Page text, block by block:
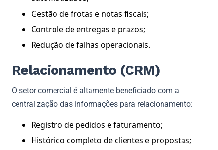
Gestão de frotas e notas fiscais;
Controle de entregas e prazos;
Redução de falhas operacionais.
Relacionamento (CRM)
O setor comercial é altamente beneficiado com a
centralização das informações para relacionamento:
Registro de pedidos e faturamento;
Histórico completo de clientes e propostas;